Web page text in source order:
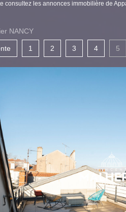
consultez les annonces immobilière de
NANCY
1 2 3 4 5